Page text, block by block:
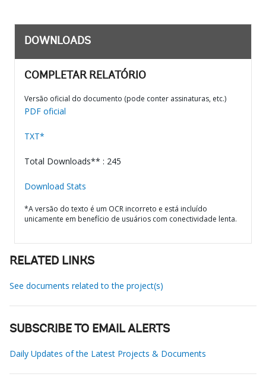
DOWNLOADS
COMPLETAR RELATÓRIO
Versão oficial do documento (pode conter assinaturas, etc.)
PDF oficial
TXT*
Total Downloads** : 245
Download Stats
*A versão do texto é um OCR incorreto e está incluído
unicamente em benefício de usuários com conectividade lenta.
RELATED LINKS
See documents related to the project(s)
SUBSCRIBE TO EMAIL ALERTS
Daily Updates of the Latest Projects & Documents